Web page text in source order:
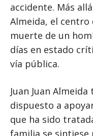
accidente. Más
Almeida, el centro
muerte de un
días en estado
vía pública.
Juan Juan
dispuesto a
que ha sido
familia se sintiese